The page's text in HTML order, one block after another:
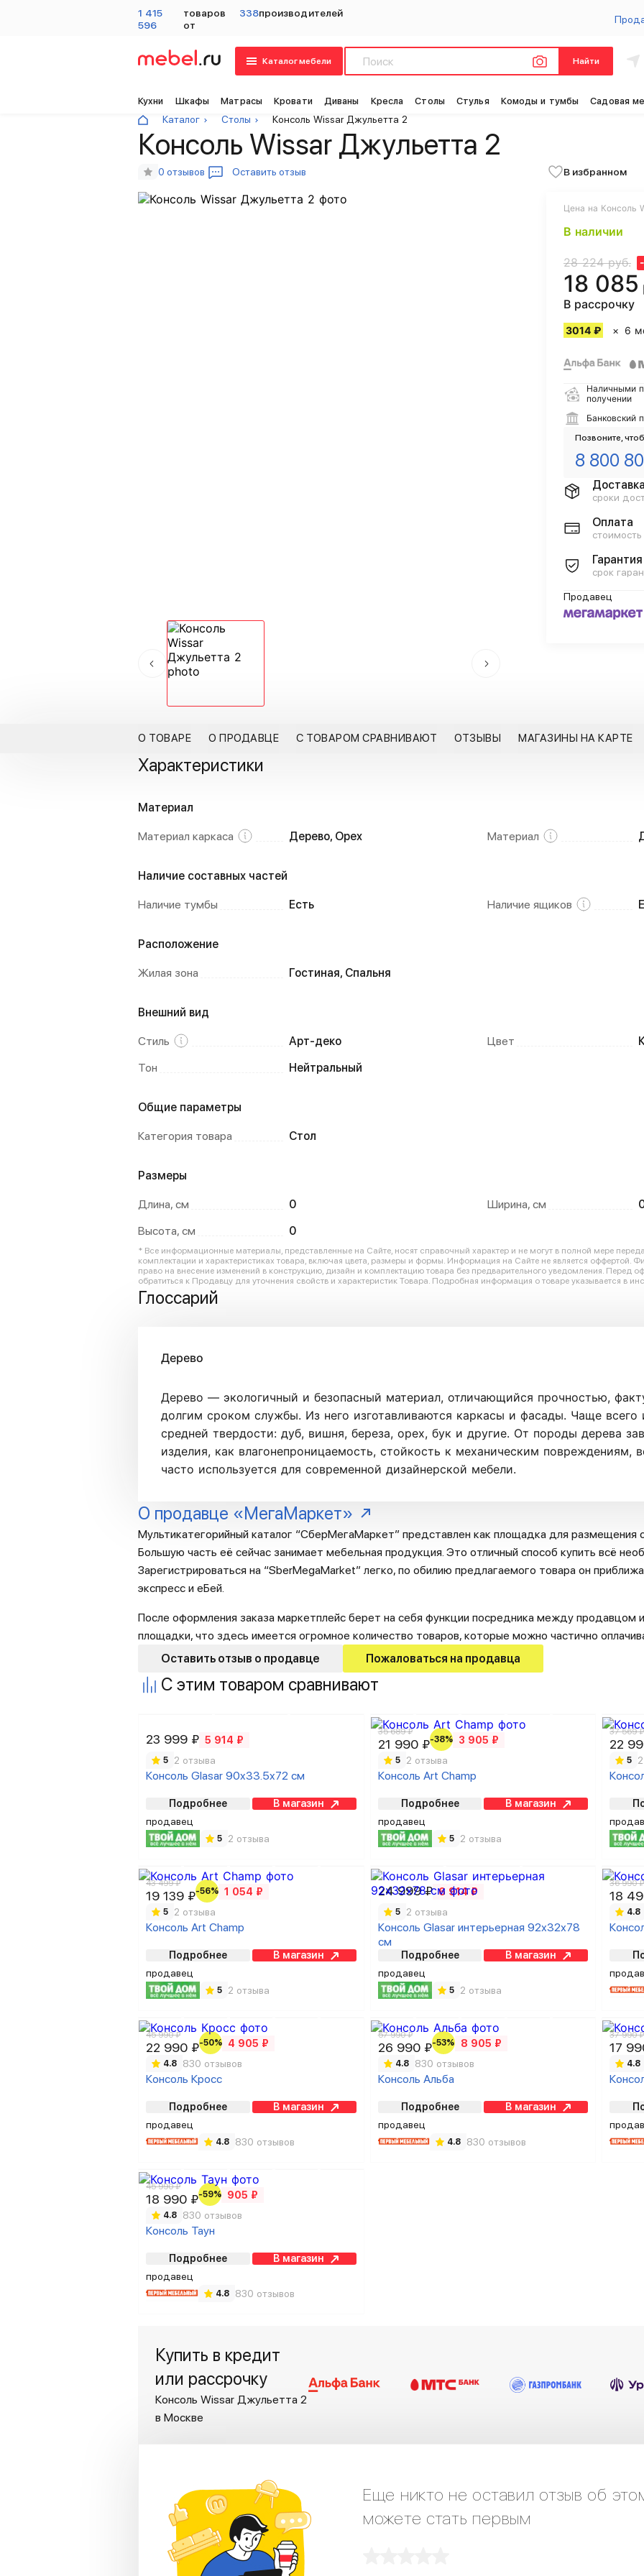
1 415
596
товаров
от
338производителей
Каталог мебели Найти
Кухни Шкафы Матрасы Кровати Диваны Кресла Столы Стулья Комоды и тумбы Садовая
Каталог Столы Консоль Wissar Джульетта 2
Консоль Wissar Джульетта 2
0 отзывов Оставить отзыв В избранном
Цена на Консоль
В наличии
28 224 руб.
18 085
В рассрочку
3014 ₽ 6
Наличными
получении
Банковский
Позвоните,
8 800
Доставка
сроки
Оплата
Гарантия
срок
Продавец
О ТОВАРЕ О ПРОДАВЦЕ С ТОВАРОМ СРАВНИВАЮТ ОТЗЫВЫ МАГАЗИНЫ НА КАРТЕ
Характеристики
Материал
Материал каркаса Дерево, Орех Материал
Наличие составных частей
Наличие тумбы Есть Наличие ящиков
Расположение
Жилая зона Гостиная, Спальня
Внешний вид
Стиль Арт-деко Цвет
Тон
Нейтральный
Общие параметры
Категория товара Стол
Размеры
Длина, см 0 Ширина, см
Высота, см
0
* Все информационные материалы, представленные на Сайте, носят справочный характер и не могут в полной мере
комплектации и характеристиках товара, включая цвета, размеры и формы. Информация на Сайте не является оффертой.
право на внесение изменений в конструкцию, дизайн и комплектацию товара без предварительного уведомления. Перед
обратиться к Продавцу для уточнения свойств и характеристик Товара. Подробная информация о товаре указывается в
Глоссарий
Дерево
Дерево — экологичный и безопасный материал, отличающийся прочностью,
долгим сроком службы. Из него изготавливаются каркасы и фасады. Чаще всего
средней твердости: дуб, вишня, береза, орех, бук и другие. От породы дерева
изделия, как влагонепроницаемость, стойкость к механическим повреждениям,
часто используется для современной дизайнерской мебели.
О продавце «МегаМаркет»
Оставить отзыв о продавце Пожаловаться на продавца
Мультикатегорийный каталог “СберМегаМаркет” представлен как площадка для размещения
Большую часть её сейчас занимает мебельная продукция. Это отличный способ купить всё
Зарегистрироваться на “SberMegaMarket” легко, по обилию предлагаемого товара он
экспресс и еБей.
После оформления заказа маркетплейс берет на себя функции посредника между продавцом
площадки, что здесь имеется огромное количество товаров, которые можно частично
С этим товаром сравнивают
23 999 ₽ 5 914 ₽
5 2 отзыва
Консоль Glasar 90x33.5x72 см
Подробнее
В магазин
продавец
5 2 отзыва
35 689 ₽
21 990 ₽-38% 3 905 ₽
5 2 отзыва
Консоль Art Champ
Подробнее
В магазин
продавец
5 2 отзыва
37 569 ₽
22
5
43 499 ₽
19 139 ₽-56% 1 054 ₽
5 2 отзыва
Консоль Art Champ
Подробнее
В магазин
продавец
5 2 отзыва
24 999 ₽ 6 914 ₽
5 2 отзыва
Консоль Glasar интерьерная 92х32х78
см
Подробнее
В магазин
продавец
5 2 отзыва
36 990 ₽
18
4.8
45 990 ₽
22 990 ₽-50% 4 905 ₽
4.8 830 отзывов
Консоль Кросс
Подробнее
В магазин
продавец
4.8 830 отзывов
57 990 ₽
26 990 ₽-53% 8 905 ₽
4.8 830 отзывов
Консоль Альба
Подробнее
В магазин
продавец
4.8 830 отзывов
37 990 ₽
17
4.8
45 990 ₽
18 990 ₽-59% 905 ₽
4.8 830 отзывов
Консоль Таун
Подробнее
В магазин
продавец
4.8 830 отзывов
Купить в кредит
или рассрочку
Консоль Wissar Джульетта 2
в Москве
Еще никто не оставил отзыв об
можете стать первым